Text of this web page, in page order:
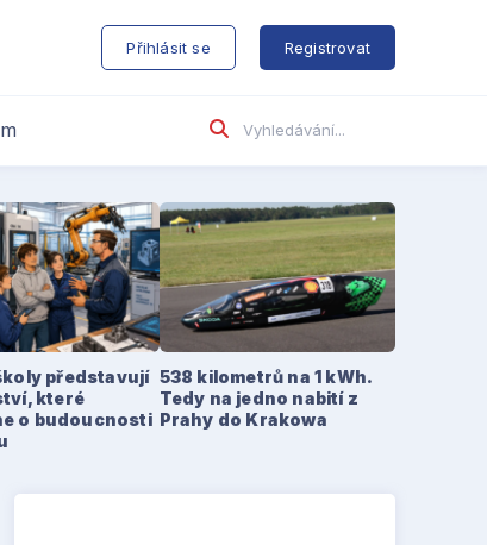
Přihlásit se Registrovat
představují
které
o budoucnosti
538 kilometrů na 1 kWh.
Tedy na jedno nabití z
Prahy do Krakowa